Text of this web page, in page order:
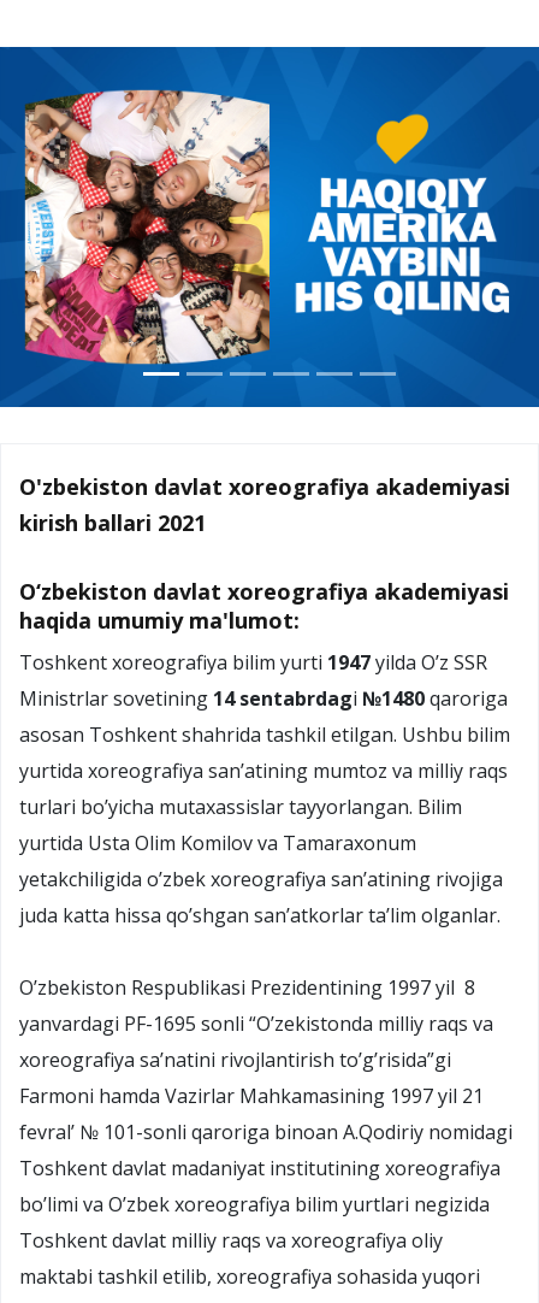
O'zbekiston davlat xoreografiya akademiyasi
kirish ballari 2021
O‘zbekiston davlat xoreografiya akademiyasi
haqida umumiy ma'lumot:
Toshkent xoreografiya bilim yurti 1947yilda O’z SSR
Ministrlar sovetining 14 sentabrdagi №1480qaroriga
asosan Toshkent shahrida tashkil etilgan. Ushbu bilim
yurtida xoreografiya san’atining mumtoz va milliy raqs
turlari bo’yicha mutaxassislar tayyorlangan. Bilim
yurtida Usta Olim Komilov va Tamaraxonum
yetakchiligida o’zbek xoreografiya san’atining rivojiga
juda katta hissa qo’shgan san’atkorlar ta’lim olganlar.
O’zbekiston Respublikasi Prezidentining 1997 yil 8
yanvardagi PF-1695 sonli “O’zekistonda milliy raqs va
xoreografiya sa’natini rivojlantirish to’g’risida”gi
Farmoni hamda Vazirlar Mahkamasining 1997 yil 21
fevral’ № 101-sonli qaroriga binoan A.Qodiriy nomidagi
Toshkent davlat madaniyat institutining xoreografiya
bo’limi va O’zbek xoreografiya bilim yurtlari negizida
Toshkent davlat milliy raqs va xoreografiya oliy
maktabi tashkil etilib, xoreografiya sohasida yuqori